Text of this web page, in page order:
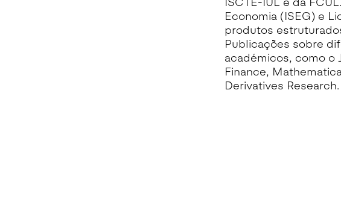
Economia (ISEG) e
produtos
Publicações sobre
académicos, como o
Finance,
Derivatives Research.